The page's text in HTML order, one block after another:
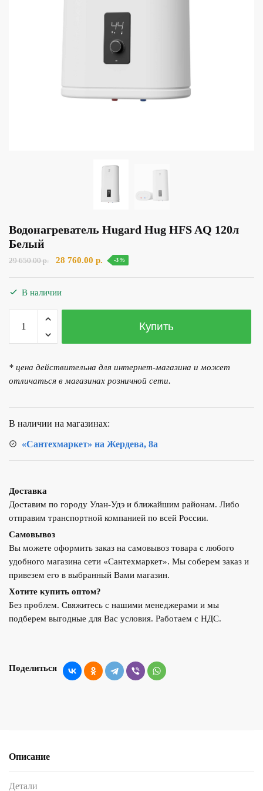
Водонагреватель Hugard Hug HFS AQ 120л
Белый
29 650.00р.
Первоначальная
650.00 р..
28 760.00 р. Текущая
-3%
В наличии
Количество
товара
Водонагреватель
Hug
HFS
Белый
Купить
* цена действительна для интернет-магазина и может
отличаться в магазинах розничной сети.
В наличии на магазинах:
«Сантехмаркет» на Жердева, 8а
Доставка
Доставим по городу Улан-Удэ и ближайшим районам. Либо
отправим транспортной компанией по всей России.
Самовывоз
Вы можете оформить заказ на самовывоз товара с любого
удобного магазина сети «Сантехмаркет». Мы соберем заказ и
привезем его в выбранный Вами магазин.
Хотите купить оптом?
Без проблем. Свяжитесь с нашими менеджерами и мы
подберем выгодные для Вас условия. Работаем с НДС.
Поделиться
Описание
Детали